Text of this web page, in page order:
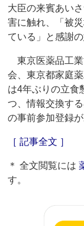
大臣の来賓あい
害に触れ、「被
ている」と感謝の
東京医薬品工業
会、東京都家庭
は4年ぶりの立食
つ、情報交換す
の事前参加登録が
［ 記事全文 ］
＊ 全文閲覧には
す。